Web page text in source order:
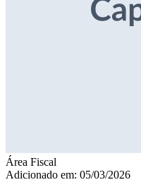
Área Fiscal
Adicionado em: 05/03/2026